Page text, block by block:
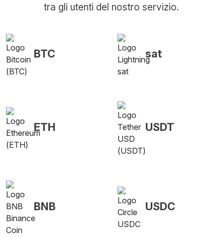
tra gli utenti del nostro servizio.
BTC sat
ETH USDT
BNB USDC